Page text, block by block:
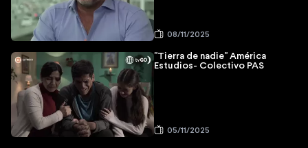
08/11/2025
"Tierra de nadie" América
Estudios- Colectivo PAS
05/11/2025